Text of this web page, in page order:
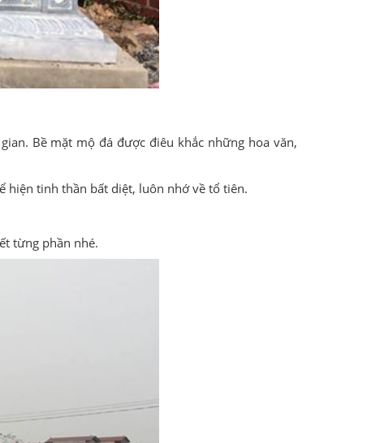
Bề mặt mộ đá được điêu khắc những hoa văn,
hiện tinh thần bất diệt, luôn nhớ về tổ tiên.
từng phần nhé.